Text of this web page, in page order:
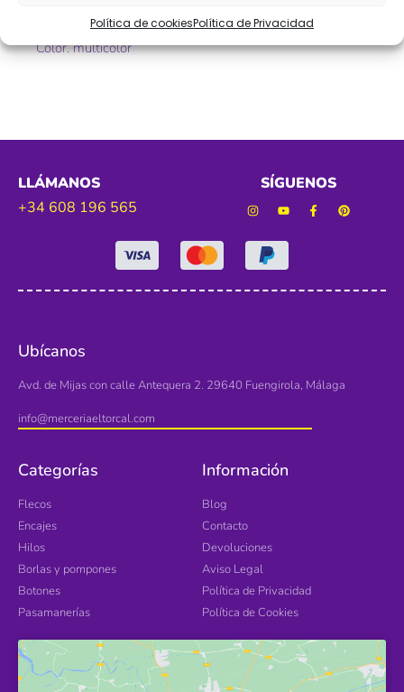
Política de cookiesPolítica de Privacidad
Color. multicolor
LLÁMANOS
+34 608 196 565
SÍGUENOS
Ubícanos
Avd. de Mijas con calle Antequera 2. 29640 Fuengirola, Málaga
info@merceriaeltorcal.com
Categorías
Flecos
Encajes
Hilos
Borlas y pompones
Botones
Pasamanerías
Información
Blog
Contacto
Devoluciones
Aviso Legal
Política de Privacidad
Política de Cookies